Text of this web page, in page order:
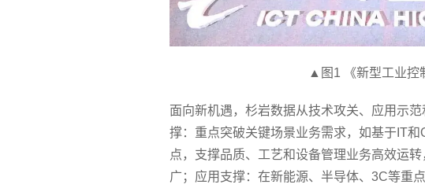
▲图1 《新型工业控
面向新机遇，杉岩数据从技术攻关、应用示
撑：重点突破关键场景业务需求，如基于IT
点，支撑品质、工艺和设备管理业务高效运
广；应用支撑：在新能源、半导体、3C等重